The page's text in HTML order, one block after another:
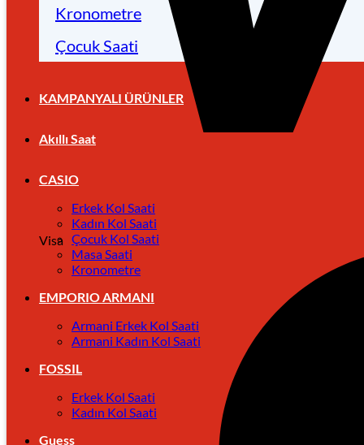
Visa
Kronometre
Çocuk Saati
KAMPANYALI ÜRÜNLER
Akıllı Saat
CASIO
Erkek Kol Saati
Kadın Kol Saati
Çocuk Kol Saati
Masa Saati
Kronometre
EMPORIO ARMANI
Armani Erkek Kol Saati
Armani Kadın Kol Saati
FOSSIL
Erkek Kol Saati
Kadın Kol Saati
Guess